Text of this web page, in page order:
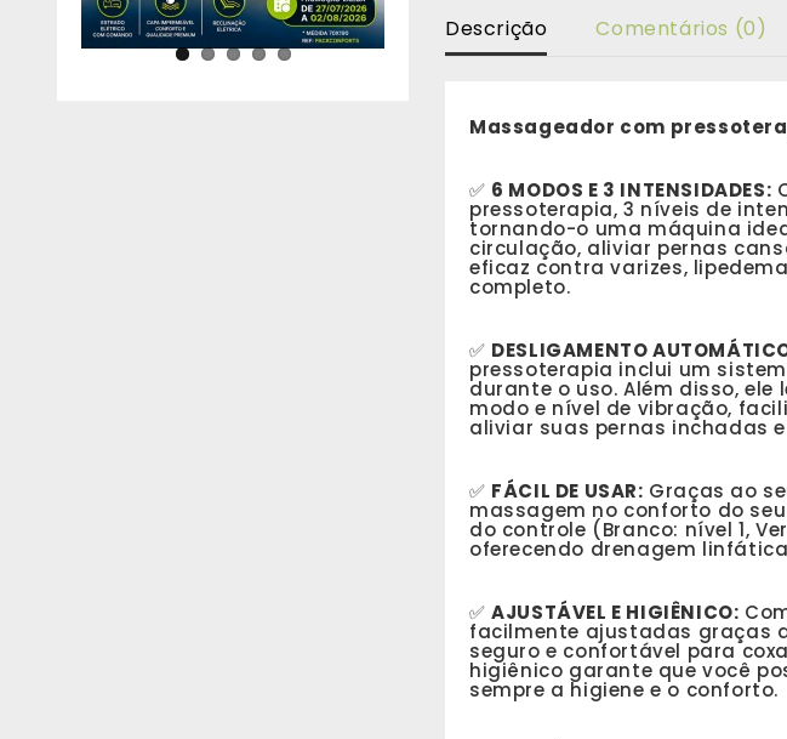
Descrição Comentários (0)
Massageador com
✅ 6 MODOS E 3 INTENSIDADES:
pressoterapia, 3 níveis de
tornando-o uma máquina
circulação, aliviar pernas
eficaz contra varizes,
completo.
✅ DESLIGAMENTO
pressoterapia inclui um
durante o uso. Além disso,
modo e nível de vibração,
aliviar suas pernas inchadas
✅ FÁCIL DE USAR: Graças ao
massagem no conforto do
do controle (Branco: nível 1,
oferecendo drenagem
✅AJUSTÁVEL E HIGIÊNICO:
facilmente ajustadas graças
seguro e confortável para
higiênico garante que você
sempre a higiene e o conforto.